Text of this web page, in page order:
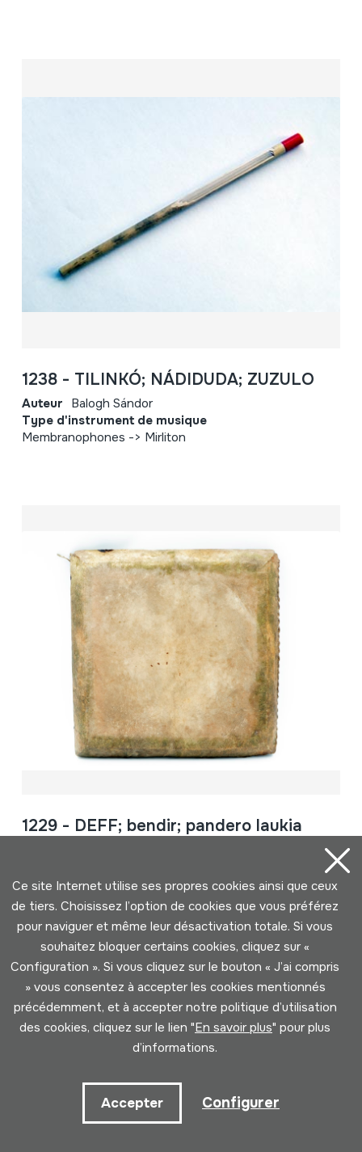
1238 - TILINKÓ; NÁDIDUDA; ZUZULO
Auteur Balogh Sándor
Type d'instrument de musique
Membranophones -> Mirliton
1229 - DEFF; bendir; pandero laukia
Membranophones -> Frappés -> Tambourins
Page: 2 de 8 (192 éléments)
1 2 3 4
7
Ce site Internet utilise ses propres cookies ainsi que ceux
de tiers. Choisissez l’option de cookies que vous préférez
pour naviguer et même leur désactivation totale. Si vous
souhaitez bloquer certains cookies, cliquez sur «
Configuration ». Si vous cliquez sur le bouton « J’ai compris
» vous consentez à accepter les cookies mentionnés
précédemment, et à accepter notre politique d’utilisation
des cookies, cliquez sur le lien "En savoir plus" pour plus
d’informations.
Accepter Configurer